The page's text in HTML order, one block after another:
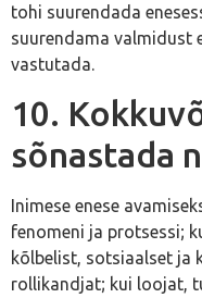
tohi suurendada
suurendama valmidust
vastutada.
10.
sõnastada
Inimese enese
fenomeni ja protsessi;
kõlbelist, sotsiaalset ja
rollikandjat; kui loojat,